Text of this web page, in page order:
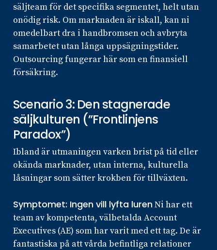
säljteam för det specifika segmentet, helt utan
onödig risk. Om marknaden är iskall, kan ni
omedelbart dra i handbromsen och avbryta
samarbetet utan långa uppsägningstider.
Outsourcing fungerar här som en finansiell
försäkring.
Scenario 3: Den stagnerade
säljkulturen (”Frontlinjens
Paradox”)
Ibland är utmaningen varken brist på tid eller
okända marknader, utan interna, kulturella
låsningar som sätter krokben för tillväxten.
Symptomet: Ingen vill lyfta lurenNi har ett
team av kompetenta, välbetalda Account
Executives (AE) som har varit med ett tag. De är
fantastiska på att vårda befintliga relationer